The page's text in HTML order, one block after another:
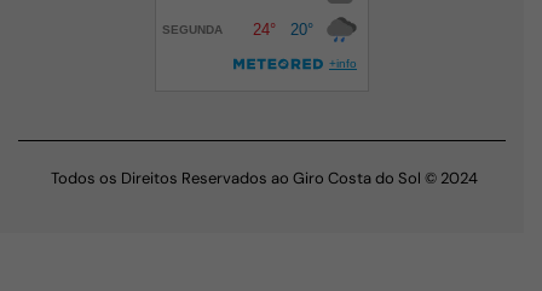
Todos os Direitos Reservados ao Giro Costa do Sol © 2024